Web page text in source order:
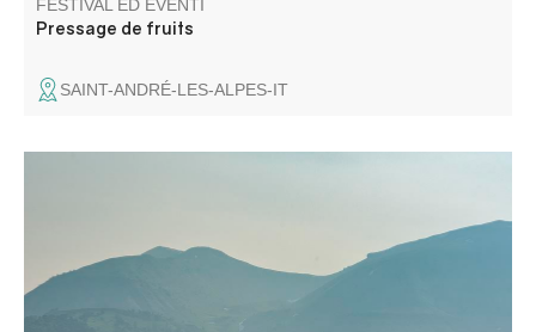
FESTIVAL ED EVENTI
Pressage de fruits
SAINT-ANDRÉ-LES-ALPES-IT
scoprire i favolosi sentieri dell'Haut Verdon nel cuore delle
Alpi del Sud e del Mercantour!